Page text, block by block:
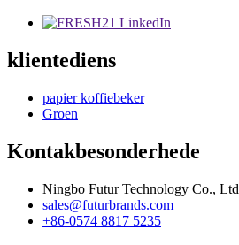
klientediens
papier koffiebeker
Groen
Kontakbesonderhede
Ningbo Futur Technology Co., Ltd
sales@futurbrands.com
+86-0574 8817 5235